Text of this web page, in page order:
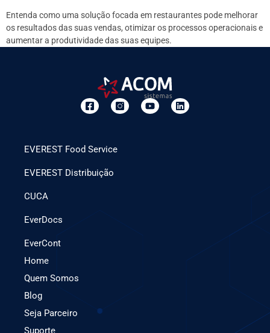
Entenda como uma solução focada em restaurantes pode melhorar
os resultados das suas vendas, otimizar os processos operacionais e
aumentar a produtividade das suas equipes.
EVEREST Food Service
EVEREST Distribuição
CUCA
EverDocs
EverCont
Home
Quem Somos
Blog
Seja Parceiro
Suporte